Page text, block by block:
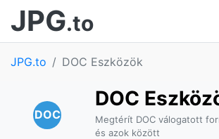
JPG.to
JPG.to DOC Eszközök
DOC
DOC
Megtérít DOC válogatott
és azok között